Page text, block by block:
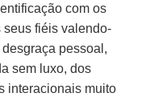
com os
seus fiéis valendo-
pessoal,
sem luxo, dos
interacionais muito